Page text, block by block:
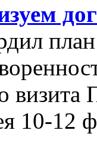
10-12